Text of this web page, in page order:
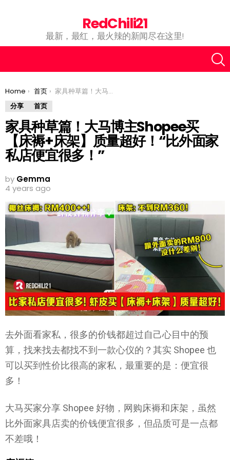
RedChili21
最新，最红，最火辣的新闻尽在这里!
You are here:
Home 首页
家具种草篇！大马博主Shopee买【床褥+床架】质量超好！“比外面家私店便宜很多！”
分享
首页
家具种草篇！大马博主Shopee买
【床褥+床架】质量超好！“比外面家
私店便宜很多！”
by Gemma
4 years ago
去外面看家私，很多的价钱都超过自己心目中的预
算，找来找去都找不到一款心仪的？其实 Shopee 也
可以买到性价比很高的家私，最重要的是：便宜很
多！
大马买家分享 Shopee 好物，网购床褥和床架，虽然
比外面家具店卖的价钱便宜很多，但品质可是一点都
不差哦！